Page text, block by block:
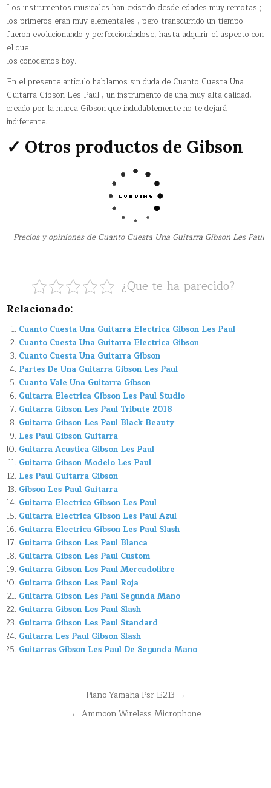
Los instrumentos musicales han existido desde edades muy remotas ;
los primeros eran muy elementales , pero transcurrido un tiempo
fueron evolucionando y perfeccionándose, hasta adquirir el aspecto con
el que
los conocemos hoy.
En el presente artículo hablamos sin duda de Cuanto Cuesta Una
Guitarra Gibson Les Paul , un instrumento de una muy alta calidad,
creado por la marca Gibson que indudablemente no te dejará
indiferente.
✓ Otros productos de Gibson
Precios y opiniones de Cuanto Cuesta Una Guitarra Gibson Les Paul
¿Que te ha parecido?
Relacionado:
Cuanto Cuesta Una Guitarra Electrica Gibson Les Paul
Cuanto Cuesta Una Guitarra Electrica Gibson
Cuanto Cuesta Una Guitarra Gibson
Partes De Una Guitarra Gibson Les Paul
Cuanto Vale Una Guitarra Gibson
Guitarra Electrica Gibson Les Paul Studio
Guitarra Gibson Les Paul Tribute 2018
Guitarra Gibson Les Paul Black Beauty
Les Paul Gibson Guitarra
Guitarra Acustica Gibson Les Paul
Guitarra Gibson Modelo Les Paul
Les Paul Guitarra Gibson
Gibson Les Paul Guitarra
Guitarra Electrica Gibson Les Paul
Guitarra Electrica Gibson Les Paul Azul
Guitarra Electrica Gibson Les Paul Slash
Guitarra Gibson Les Paul Blanca
Guitarra Gibson Les Paul Custom
Guitarra Gibson Les Paul Mercadolibre
Guitarra Gibson Les Paul Roja
Guitarra Gibson Les Paul Segunda Mano
Guitarra Gibson Les Paul Slash
Guitarra Gibson Les Paul Standard
Guitarra Les Paul Gibson Slash
Guitarras Gibson Les Paul De Segunda Mano
NavegaciónPiano Yamaha Psr E213 →
← Ammoon Wireless Microphone